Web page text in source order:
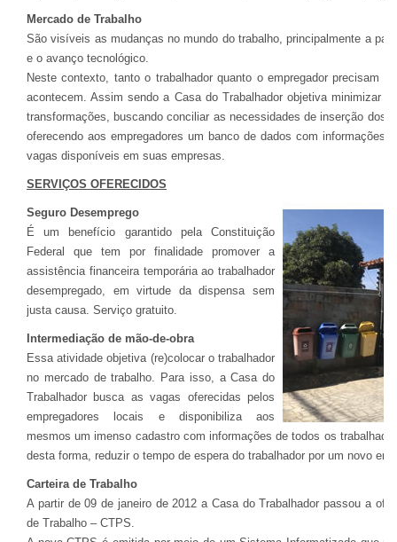
Mercado de Trabalho
São visíveis as mudanças no mundo do trabalho, principalmente a
e o avanço tecnológico.
Neste contexto, tanto o trabalhador quanto o empregador precisam
acontecem. Assim sendo a Casa do Trabalhador objetiva minimizar
transformações, buscando conciliar as necessidades de inserção dos
oferecendo aos empregadores um banco de dados com informações
vagas disponíveis em suas empresas.
SERVIÇOS OFERECIDOS
Seguro Desemprego
É um benefício garantido pela Constituição
Federal que tem por finalidade promover a
assistência financeira temporária ao trabalhador
desempregado, em virtude da dispensa sem
justa causa. Serviço gratuito.
Intermediação de mão-de-obra
Essa atividade objetiva (re)colocar o trabalhador
no mercado de trabalho. Para isso, a Casa do
Trabalhador busca as vagas oferecidas pelos
empregadores locais e disponibiliza aos
mesmos um imenso cadastro com informações de todos os
desta forma, reduzir o tempo de espera do trabalhador por um novo
Carteira de Trabalho
A partir de 09 de janeiro de 2012 a Casa do Trabalhador passou a
de Trabalho – CTPS.